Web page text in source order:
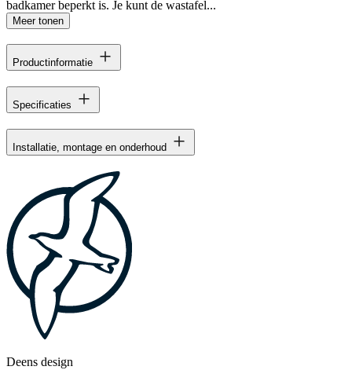
badkamer beperkt is. Je kunt de wastafel...
Meer tonen
Productinformatie
Specificaties
Installatie, montage en onderhoud
Deens design